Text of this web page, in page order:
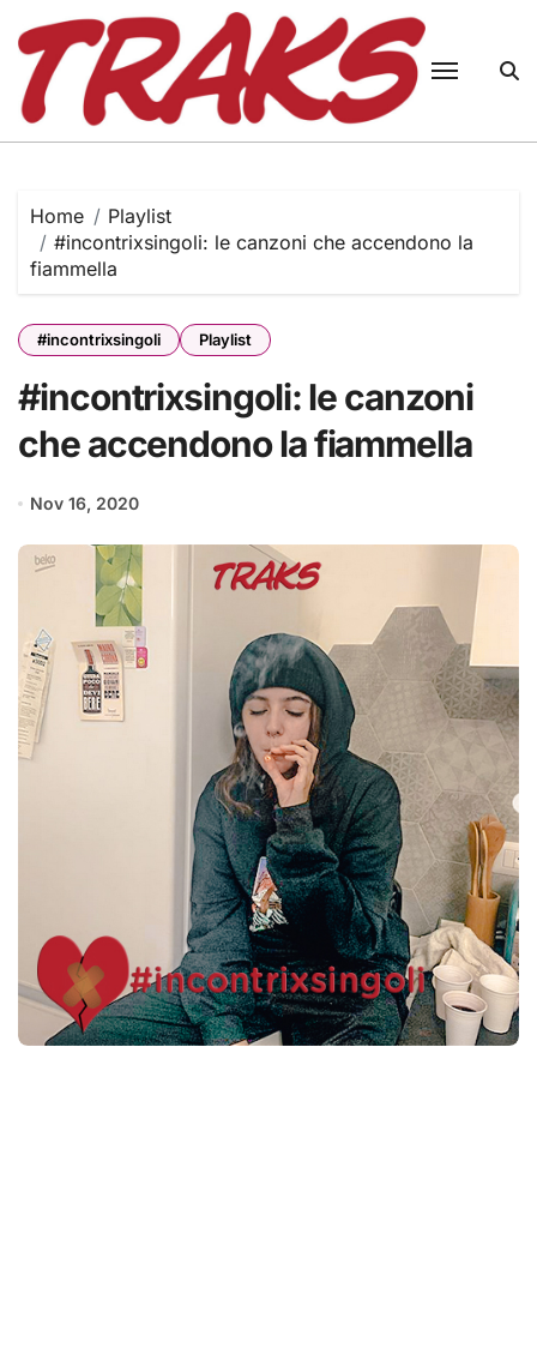
content
Home
Playlist
#incontrixsingoli: le canzoni che accendono la
fiammella
#incontrixsingoli Playlist
#incontrixsingoli: le canzoni
che accendono la fiammella
Nov 16, 2020